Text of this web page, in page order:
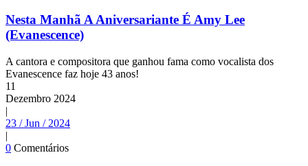
Nesta Manhã A Aniversariante É Amy Lee
(Evanescence)
A cantora e compositora que ganhou fama como vocalista dos
Evanescence faz hoje 43 anos!
11
Dezembro 2024
|
23 / Jun / 2024
|
0 Comentários